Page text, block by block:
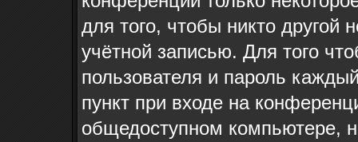
для того, чтобы никто другой
учётной записью. Для того
пользователя и пароль
пункт при входе на
общедоступном компьютере,